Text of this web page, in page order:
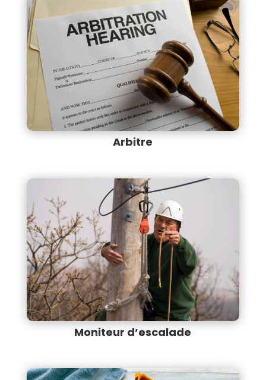
Arbitre
Moniteur d’escalade